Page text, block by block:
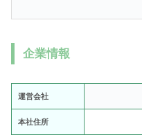
企業情報
運営会社
本社住所